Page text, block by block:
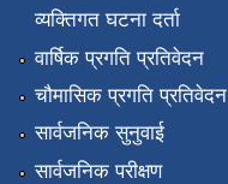
व्यक्तिगत घटना दर्ता
वार्षिक प्रगति प्रतिवेदन
चौमासिक प्रगति प्रतिवेदन
सार्वजनिक सुनुवाई
सार्वजनिक परीक्षण